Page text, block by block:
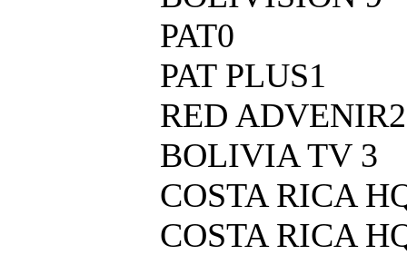
PAT0
PAT PLUS1
RED ADVENIR2
BOLIVIA TV 3
COSTA RICA
COSTA RICA